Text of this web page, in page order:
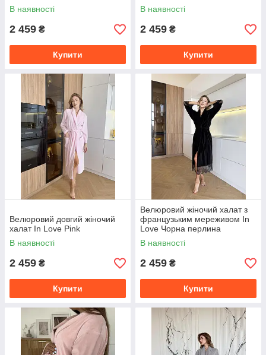
В наявності
2 459 ₴
Купити
В наявності
2 459 ₴
Купити
Велюровий довгий жіночий
халат In Love Pink
В наявності
2 459 ₴
Купити
Велюровий жіночий халат з
французьким мереживом In
Love Чорна перлина
В наявності
2 459 ₴
Купити